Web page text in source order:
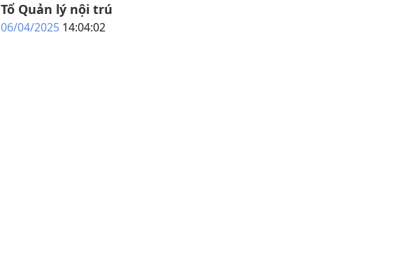
Tổ Quản lý nội trú
06/04/2025 14:04:02